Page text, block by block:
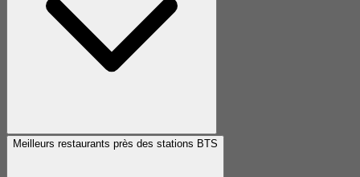
Meilleurs restaurants près des stations BTS